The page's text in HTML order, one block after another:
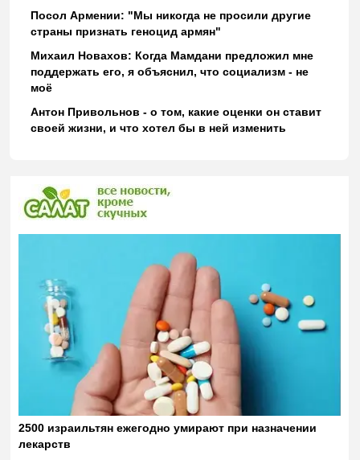
Посол Армении: "Мы никогда не просили другие
страны признать геноцид армян"
Михаил Новахов: Когда Мамдани предложил мне
поддержать его, я объяснил, что социализм - не
моё
Антон Привольнов - о том, какие оценки он ставит
своей жизни, и что хотел бы в ней изменить